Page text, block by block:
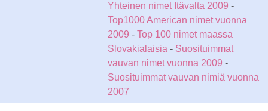
Yhteinen nimet Itävalta 2009 -
Top1000 American nimet vuonna
2009 - Top 100 nimet maassa
Slovakialaisia - Suosituimmat
vauvan nimet vuonna 2009 -
Suosituimmat vauvan nimiä vuonna
2007